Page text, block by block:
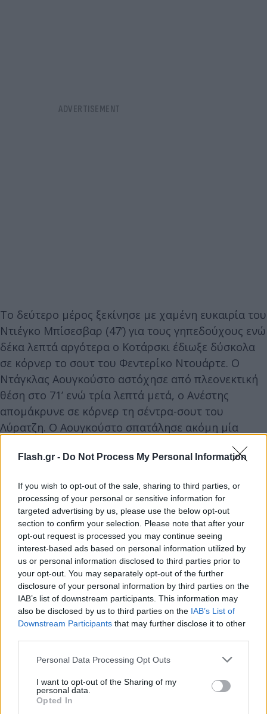
Flash.gr - Do Not Process My Personal Information
If you wish to opt-out of the sale, sharing to third parties, or
processing of your personal or sensitive information for
targeted advertising by us, please use the below opt-out
section to confirm your selection. Please note that after your
opt-out request is processed you may continue seeing
interest-based ads based on personal information utilized by
us or personal information disclosed to third parties prior to
your opt-out. You may separately opt-out of the further
disclosure of your personal information by third parties on the
IAB’s list of downstream participants. This information may
also be disclosed by us to third parties on the IAB’s List of
Downstream Participants that may further disclose it to other
Please note that this website/app uses one or more Google
not limited to your visit or usage behaviour. You may click to
grant or deny consent to Google and its third-party tags to
use your data for below specified purposes in below Google
Personal Data Processing Opt Outs
I want to opt-out of the Sharing of my
personal data.
Opted In
Το δεύτερο μέρος ξεκίνησε με χαμένη ευκαιρία του
Ντιέγκο Μπίσεσβαρ (47’) για τους γηπεδούχους ενώ
δέκα λεπτά αργότερα ο Κοτάρσκι έδιωξε δύσκολα
σε κόρνερ το σουτ του Φεντερίκο Ντουάρτε. Ο
Ντάγκλας Αουγκούστο αστόχησε από πλεονεκτική
θέση στο 71’ ενώ τρία λεπτά μετά, ο Ανέστης
απομάκρυνε σε κόρνερ τη σέντρα-σουτ του
Λύρατζη. Ο Αουγκούστο σπατάλησε ακόμη μία
μοναδική ευκαιρία για τους «ασπρόμαυρους» στο
88’, ωστόσο ο ΠΑΟΚ δεν το «πλήρωσε» κρατώντας
Σενγκέλια στο 89’ απέτυχε να νικήσει τον Κοτάρσκι,
με τις καρδιές των φίλων του ΠΑΟΚ να
επανέρχονται στις θέσεις τους και τον Γιάννη
Αναστασίου να κοιτάζει αποσβολωμένος.
ΠΑΟΚ – Παναιτωλικός 1-0 (Novasports Prime)